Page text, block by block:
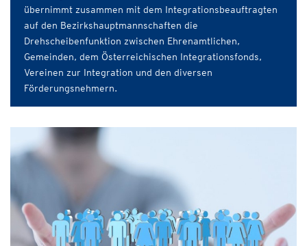
übernimmt zusammen mit dem Integrationsbeauftragten
auf den Bezirkshauptmannschaften die
Drehscheibenfunktion zwischen Ehrenamtlichen,
Gemeinden, dem Österreichischen Integrationsfonds,
Vereinen zur Integration und den diversen
Förderungsnehmern.